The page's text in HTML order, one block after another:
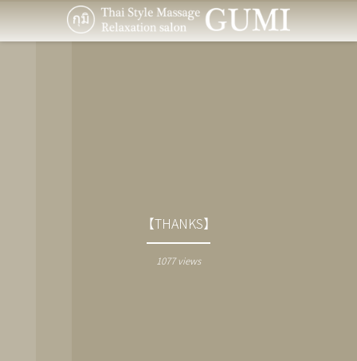
【THANKS】
1077 views